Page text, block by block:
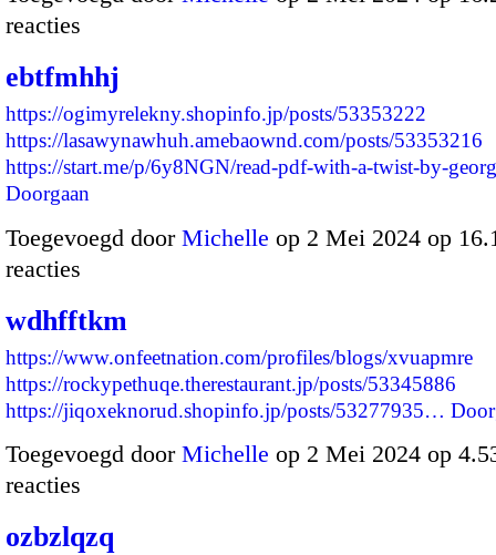
reacties
ebtfmhhj
https://ogimyrelekny.shopinfo.jp/posts/53353222
https://lasawynawhuh.amebaownd.com/posts/53353216
https://start.me/p/6y8NGN/read-pdf-with-a-twist-by-
Doorgaan
Toegevoegd door Michelle op 2 Mei 2024 op
reacties
wdhfftkm
https://www.onfeetnation.com/profiles/blogs/xvuapmre
https://rockypethuqe.therestaurant.jp/posts/53345886
https://jiqoxeknorud.shopinfo.jp/posts/53277935…
Toegevoegd door Michelle op 2 Mei 2024 op
reacties
ozbzlqzq